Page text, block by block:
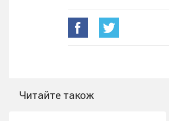
Читайте також